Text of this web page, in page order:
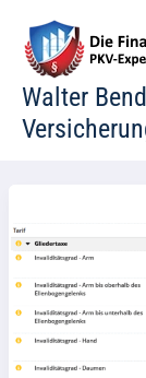
Inhalt
springen
Walter